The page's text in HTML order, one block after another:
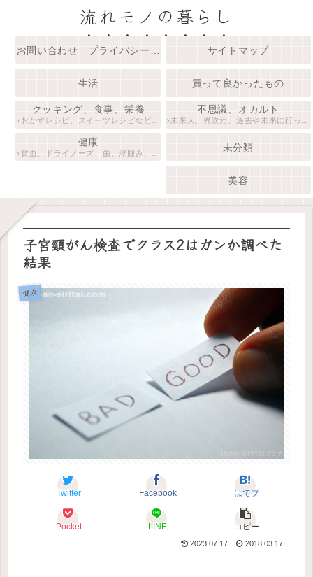
流れモノの暮らし
お問い合わせ プライバシーポ
リシー 免責事項
サイトマップ
生活 買って良かったもの
クッキング、食事、栄養
おかずレシピ、スイーツレシピなど作
パーフード、注目されている食材など
食べ物にまつわる話をまとめていま
不思議、オカルト
未来人、異次元、過去や未来に行った
物、都市伝説、宇宙人など不思議なオ
カルトめいた話をまとめています。
健康
貧血、ドライノーズ、歯、浮腫み、ス
未分類
美容
子宮頸がん検査でクラス2はガンか調べた
結果
健康
Twitter Facebook はてブ
Pocket LINE コピー
2023.07.17 2018.03.17